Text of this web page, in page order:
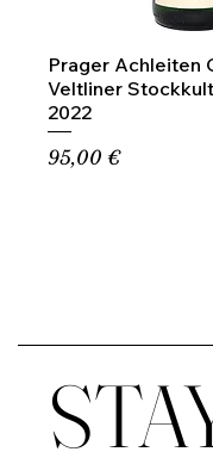
Prager Achleiten
Veltliner
2022
Precio
95,00 €